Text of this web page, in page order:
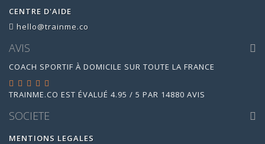
CENTRE D'AIDE
hello@trainme.co
AVIS
COACH SPORTIF À DOMICILE SUR TOUTE LA FRANCE
TRAINME.CO EST ÉVALUÉ 4.95 / 5 PAR 14880 AVIS
SOCIETE
MENTIONS LEGALES